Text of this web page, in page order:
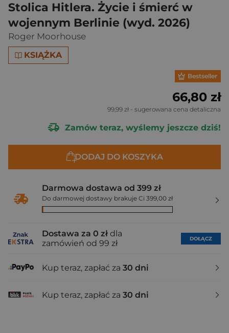
Stolica Hitlera. Życie i śmierć w
wojennym Berlinie (wyd. 2026)
Roger Moorhouse
KSIĄŻKA
Bestseller
66,80 zł
99,99 zł - sugerowana cena detaliczna
Zamów teraz, wyślemy jeszcze dziś!
DODAJ DO KOSZYKA
Darmowa dostawa od 399 zł
Do darmowej dostawy brakuje Ci 399,00 zł
Dostawa za 0 zł dla
zamówień od 99 zł
DOŁĄCZ
Kup teraz, zapłać za 30 dni
Kup teraz, zapłać za 30 dni